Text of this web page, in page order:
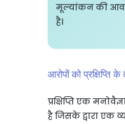
मूल्यांकन की
है।
आरोपों को प्रक्षिप्ति
प्रक्षिप्ति एक
है जिसके द्वारा एक